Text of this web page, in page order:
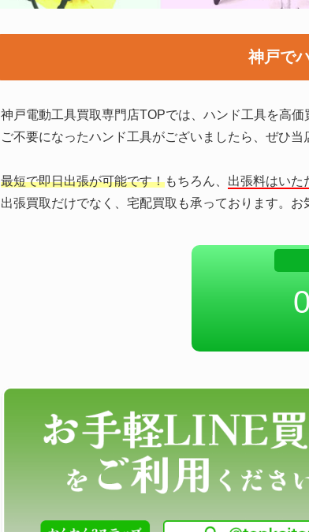
神戸で
神戸電動工具買取専門店TOPでは、ハンド工具を高価
ご不要になったハンド工具がございましたら、ぜひ当
最短で即日出張が可能です！もちろん、 出張料はいた
出張買取だけでなく、宅配買取も承っております。お